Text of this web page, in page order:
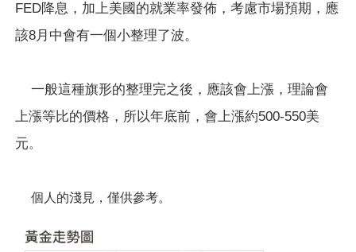
FED降息，加上美國的就業率發佈，考慮市場預期，應
該8月中會有一個小整理了波。
一般這種旗形的整理完之後，應該會上漲，理論會
上漲等比的價格，所以年底前，會上漲約500-550美
元。
個人的淺見，僅供參考。